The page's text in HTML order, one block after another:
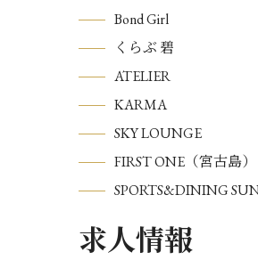
Bond Girl
くらぶ 碧
ATELIER
KARMA
SKY LOUNGE
FIRST ONE（宮古島）
SPORTS&DINING
求人情報